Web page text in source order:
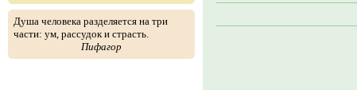
Душа человека разделяется на три
части: ум, рассудок и страсть.
Пифагор